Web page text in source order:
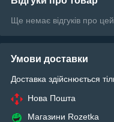
Ще немає відгуків про
Умови доставки
Доставка здійснюється
Нова Пошта
Магазини Rozetka